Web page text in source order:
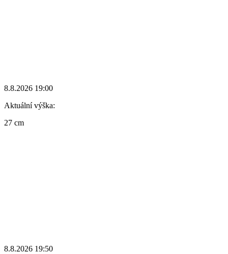
8.8.2026 19:00
Aktuální výška:
27 cm
8.8.2026 19:50